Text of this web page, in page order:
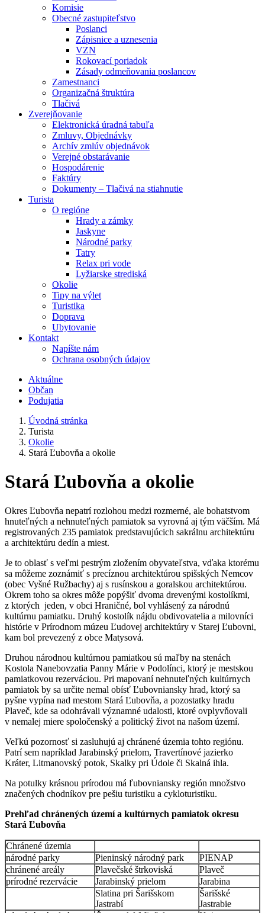
Komisie
Obecné zastupiteľstvo
Poslanci
Zápisnice a uznesenia
VZN
Rokovací poriadok
Zásady odmeňovania poslancov
Zamestnanci
Organizačná štruktúra
Tlačivá
Zverejňovanie
Elektronická úradná tabuľa
Zmluvy, Objednávky
Archív zmlúv objednávok
Verejné obstarávanie
Hospodárenie
Faktúry
Dokumenty – Tlačivá na stiahnutie
Turista
O regióne
Hrady a zámky
Jaskyne
Národné parky
Tatry
Relax pri vode
Lyžiarske strediská
Okolie
Tipy na výlet
Turistika
Doprava
Ubytovanie
Kontakt
Napíšte nám
Ochrana osobných údajov
Aktuálne
Občan
Podujatia
Úvodná stránka
Turista
Okolie
Stará Ľubovňa a okolie
Stará Ľubovňa a okolie
Okres Ľubovňa nepatrí rozlohou medzi rozmerné, ale bohatstvom
hnuteľných a nehnuteľných pamiatok sa vyrovná aj tým väčším. Má
registrovaných 235 pamiatok predstavujúcich sakrálnu architektúru
a architektúru dedín a miest.
Je to oblasť s veľmi pestrým zložením obyvateľstva, vďaka ktorému
sa môžeme zoznámiť s precíznou architektúrou spišských Nemcov
(obec Vyšné Ružbachy) aj s rusínskou a goralskou architektúrou.
Okrem toho sa okres môže popýšiť dvoma drevenými kostolíkmi,
z ktorých jeden, v obci Hraničné, bol vyhlásený za národnú
kultúrnu pamiatku. Druhý kostolík nájdu obdivovatelia a milovníci
histórie v Prírodnom múzeu Ľudovej architektúry v Starej Ľubovni,
kam bol prevezený z obce Matysová.
Druhou národnou kultúrnou pamiatkou sú maľby na stenách
Kostola Nanebovzatia Panny Márie v Podolínci, ktorý je mestskou
pamiatkovou rezerváciou. Pri mapovaní nehnuteľných kultúrnych
pamiatok by sa určite nemal obísť Ľubovniansky hrad, ktorý sa
pyšne vypína nad mestom Stará Ľubovňa, a pozostatky hradu
Plaveč, kde sa odohrávali významné udalosti, ktoré ovplyvňovali
v nemalej miere spoločenský a politický život na našom území.
Veľkú pozornosť si zasluhujú aj chránené územia tohto regiónu.
Patrí sem napríklad Jarabinský prielom, Travertínové jazierko
Kráter, Litmanovský potok, Skalky pri Údole či Skalná ihla.
Na potulky krásnou prírodou má ľubovniansky región množstvo
značených chodníkov pre pešiu turistiku a cykloturistiku.
Prehľad chránených území a kultúrnych pamiatok okresu
Stará Ľubovňa
Chránené územia
národné parky
Pieninský národný park
PIENAP
chránené areály
Plavečské štrkoviská
Plaveč
prírodné rezervácie
Jarabinský prielom
Jarabina
Slatina pri Šarišskom
Jastrabí
Šarišské
Jastrabie